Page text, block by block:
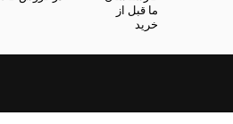
ما قبل از
خرید